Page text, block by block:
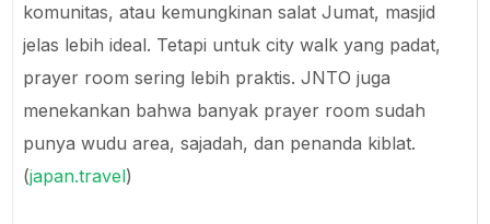
komunitas, atau kemungkinan salat Jumat, masjid
jelas lebih ideal. Tetapi untuk city walk yang padat,
prayer room sering lebih praktis. JNTO juga
menekankan bahwa banyak prayer room sudah
punya wudu area, sajadah, dan penanda kiblat.
(japan.travel)